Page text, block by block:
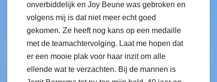
onverbiddelijk en Joy Beune was gebroken en
volgens mij is dat niet meer echt goed
gekomen. Ze heeft nog kans op een medaille
met de teamachtervolging. Laat me hopen dat
er een mooie plak voor haar inzit om alle
ellende wat te verzachten. Bij de mannen is